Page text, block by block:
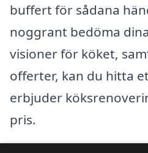
buffert för sådana
noggrant bedöma
visioner för köket,
offerter, kan du hitta
erbjuder
pris.